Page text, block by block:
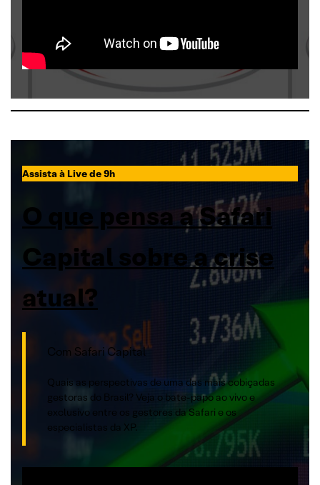
Assista à Live de 9h
O que pensa a Safari
Capital sobre a crise
atual?
Com Safari Capital
Quais as perspectivas de uma das mais cobiçadas
gestoras do Brasil? Veja o bate-papo ao vivo e
exclusivo entre os gestores da Safari e os
especialistas da XP.